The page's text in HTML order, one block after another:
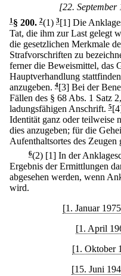
[22.
1§ 200. 2(1) 3[1] Die
Tat, die ihm zur Last gelegt
die gesetzlichen Merkmale
Strafvorschriften zu
ferner die Beweismittel, das
Hauptverhandlung
anzugeben. 4[3] Bei der
Fällen des § 68 Abs. 1 Satz
ladungsfähigen Anschrift. 5
Identität ganz oder teilweise
dies anzugeben; für die
Aufenthaltsortes des Zeugen
6(2) [1] In der
Ergebnis der Ermittlungen
abgesehen werden, wenn
wird.
[1. Januar
[1. April
[1. Oktober
[15. Juni